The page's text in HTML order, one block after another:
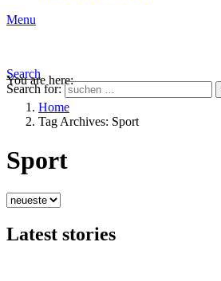
Menu
Search
Search for:
You are here:
Home
Tag Archives: Sport
Sport
Latest stories